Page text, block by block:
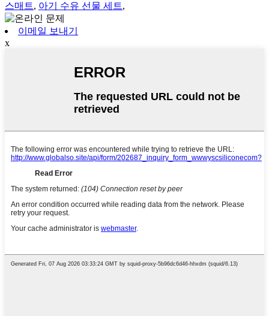
스매트, 아기 수유 선물 세트,
이메일 보내기
x